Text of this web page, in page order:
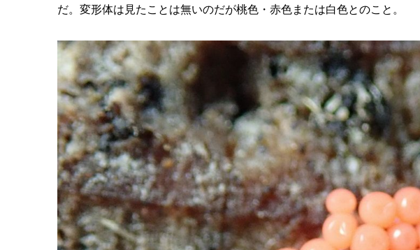
だ。変形体は見たことは無いのだが桃色・赤色または白色とのこと。